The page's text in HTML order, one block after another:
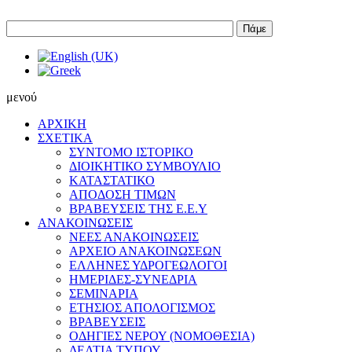
Πάμε
μενού
ΑΡΧΙΚΗ
ΣΧΕΤΙΚΑ
ΣΥΝΤΟΜΟ ΙΣΤΟΡΙΚΟ
ΔΙΟΙΚΗΤΙΚΟ ΣΥΜΒΟΥΛΙΟ
ΚΑΤΑΣΤΑΤΙΚΟ
ΑΠΟΔΟΣΗ ΤΙΜΩΝ
ΒΡΑΒΕΥΣΕΙΣ ΤΗΣ Ε.Ε.Υ
ΑΝΑΚΟΙΝΩΣΕΙΣ
ΝΕΕΣ ΑΝΑΚΟΙΝΩΣΕΙΣ
ΑΡΧΕΙΟ ΑΝΑΚΟΙΝΩΣΕΩΝ
ΕΛΛΗΝΕΣ ΥΔΡΟΓΕΩΛΟΓΟΙ
ΗΜΕΡΙΔΕΣ-ΣΥΝΕΔΡΙΑ
ΣΕΜΙΝΑΡΙΑ
ΕΤΗΣΙΟΣ ΑΠΟΛΟΓΙΣΜΟΣ
ΒΡΑΒΕΥΣΕΙΣ
ΟΔΗΓΙΕΣ ΝΕΡΟΥ (ΝΟΜΟΘΕΣΙΑ)